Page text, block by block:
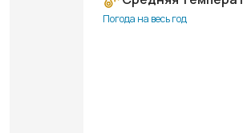
Погода на весь год